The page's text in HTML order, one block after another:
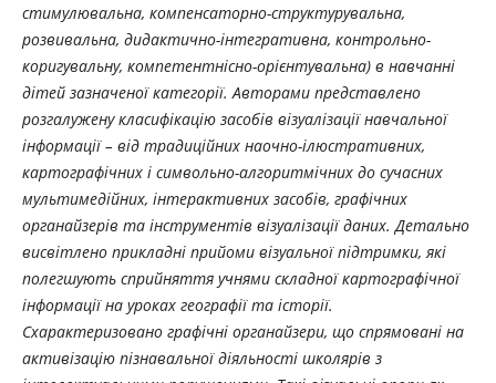
стимулювальна, компенсаторно-структурувальна,
розвивальна, дидактично-інтегративна, контрольно-
коригувальну, компетентнісно-орієнтувальна) в навчанні
дітей зазначеної категорії. Авторами представлено
розгалужену класифікацію засобів візуалізації навчальної
інформації– від традиційних наочно-ілюстративних,
картографічних і символьно-алгоритмічних до сучасних
мультимедійних, інтерактивних засобів, графічних
органайзерів та інструментів візуалізації даних. Детально
висвітлено прикладні прийоми візуальної підтримки, які
полегшують сприйняття учнями складної картографічної
інформації на уроках географії та історії.
Схарактеризовано графічні органайзери, що спрямовані на
активізацію пізнавальної діяльності школярів з